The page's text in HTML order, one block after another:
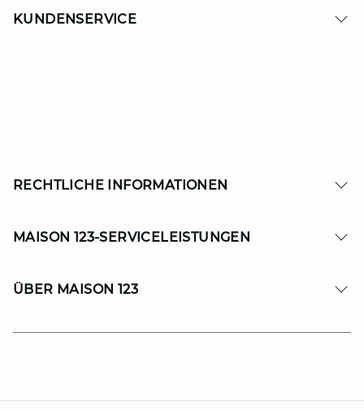
KUNDENSERVICE
RECHTLICHE INFORMATIONEN
MAISON 123-SERVICELEISTUNGEN
ÜBER MAISON 123